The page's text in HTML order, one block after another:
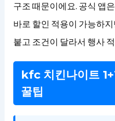
구조 때문이에요. 공식 앱
바로 할인 적용이 가능하
붙고 조건이 달라서 행사
kfc 치킨나이트
꿀팁